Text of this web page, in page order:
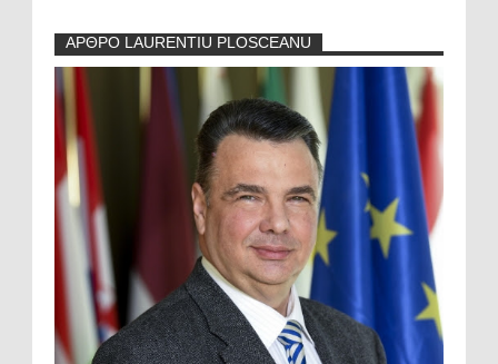
ΑΡΘΡΟ LAURENTIU PLOSCEANU